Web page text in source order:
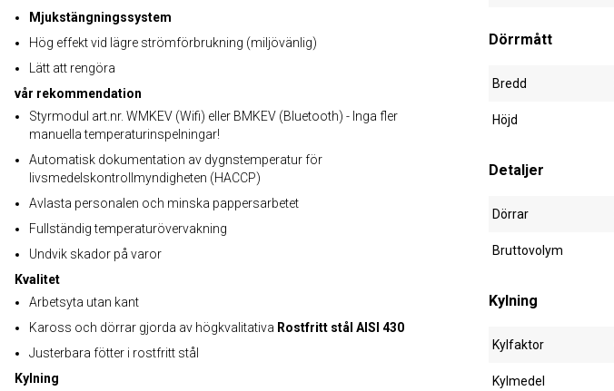
Mjukstängningssystem
Hög effekt vid lägre strömförbrukning (miljövänlig)
Lätt att rengöra
vår rekommendation
Styrmodul art.nr. WMKEV (Wifi) eller BMKEV (Bluetooth) - Inga fler
manuella temperaturinspelningar!
Automatisk dokumentation av dygnstemperatur för
livsmedelskontrollmyndigheten (HACCP)
Avlasta personalen och minska pappersarbetet
Fullständig temperaturövervakning
Undvik skador på varor
Kvalitet
Arbetsyta utan kant
Kaross och dörrar gjorda av högkvalitativa Rostfritt stål AISI 430
Justerbara fötter i rostfritt stål
Kylning
Dörrmått
Bredd
Höjd
Detaljer
Dörrar
Bruttovolym
Kylning
Kylfaktor
Kylmedel